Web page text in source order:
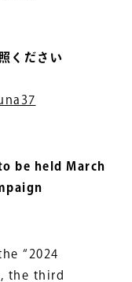
ください
be held March
“2024
the third